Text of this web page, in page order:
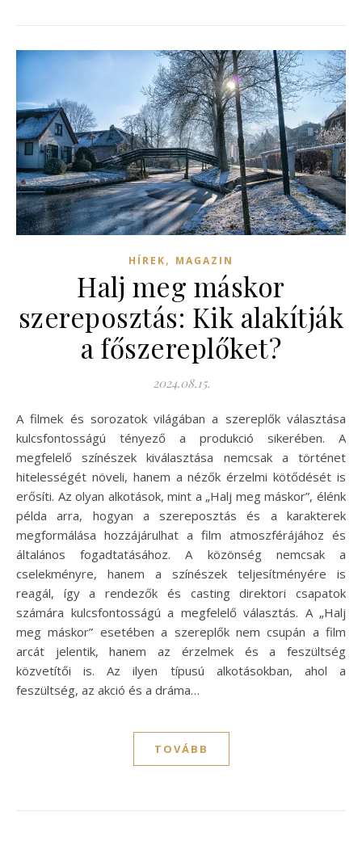
HÍREK, MAGAZIN
Halj meg máskor
szereposztás: Kik alakítják
a főszereplőket?
2024.08.15.
A filmek és sorozatok világában a szereplők választása
kulcsfontosságú tényező a produkció sikerében. A
megfelelő színészek kiválasztása nemcsak a történet
hitelességét növeli, hanem a nézők érzelmi kötődését is
erősíti. Az olyan alkotások, mint a „Halj meg máskor”, élénk
példa arra, hogyan a szereposztás és a karakterek
megformálása hozzájárulhat a film atmoszférájához és
általános fogadtatásához. A közönség nemcsak a
cselekményre, hanem a színészek teljesítményére is
reagál, így a rendezők és casting direktori csapatok
számára kulcsfontosságú a megfelelő választás. A „Halj
meg máskor” esetében a szereplők nem csupán a film
arcát jelentik, hanem az érzelmek és a feszültség
közvetítői is. Az ilyen típusú alkotásokban, ahol a
feszültség, az akció és a dráma…
TOVÁBB